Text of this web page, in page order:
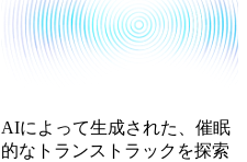
AIによって生成された、催眠
的なトランストラックを探索